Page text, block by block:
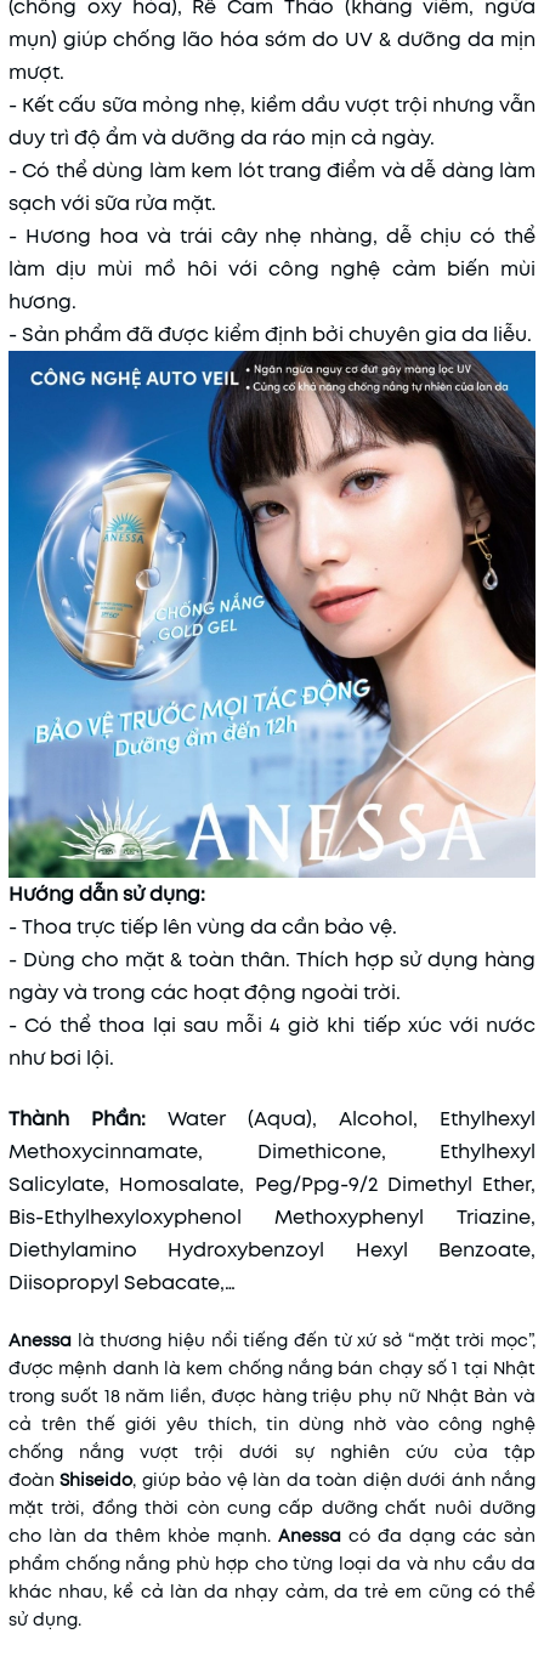
(chống oxy hóa), Rễ Cam Thảo (kháng viêm, ngừa
mụn) giúp chống lão hóa sớm do UV & dưỡng da mịn
mượt.
- Kết cấu sữa mỏng nhẹ, kiềm dầu vượt trội nhưng vẫn
duy trì độ ẩm và dưỡng da ráo mịn cả ngày.
- Có thể dùng làm kem lót trang điểm và dễ dàng làm
sạch với sữa rửa mặt.
- Hương hoa và trái cây nhẹ nhàng, dễ chịu có thể
làm dịu mùi mồ hôi với công nghệ cảm biến mùi
hương.
- Sản phẩm đã được kiểm định bởi chuyên gia da liễu.
Hướng dẫn sử dụng:
- Thoa trực tiếp lên vùng da cần bảo vệ.
- Dùng cho mặt & toàn thân. Thích hợp sử dụng hàng
ngày và trong các hoạt động ngoài trời.
- Có thể thoa lại sau mỗi 4 giờ khi tiếp xúc với nước
như bơi lội.
Thành Phần: Water (Aqua), Alcohol, Ethylhexyl
Methoxycinnamate, Dimethicone, Ethylhexyl
Salicylate, Homosalate, Peg/Ppg-9/2 Dimethyl Ether,
Bis-Ethylhexyloxyphenol Methoxyphenyl Triazine,
Diethylamino Hydroxybenzoyl Hexyl Benzoate,
Diisopropyl Sebacate,…
Anessa là thương hiệu nổi tiếng đến từ xứ sở “mặt trời mọc”,
được mệnh danh là kem chống nắng bán chạy số 1 tại Nhật
trong suốt 18 năm liền, được hàng triệu phụ nữ Nhật Bản và
cả trên thế giới yêu thích, tin dùng nhờ vào công nghệ
chống nắng vượt trội dưới sự nghiên cứu của tập
đoànShiseido, giúp bảo vệ làn da toàn diện dưới ánh nắng
mặt trời, đồng thời còn cung cấp dưỡng chất nuôi dưỡng
cho làn da thêm khỏe mạnh. Anessa có đa dạng các sản
phẩm chống nắng phù hợp cho từng loại da và nhu cầu da
khác nhau, kể cả làn da nhạy cảm, da trẻ em cũng có thể
sử dụng.